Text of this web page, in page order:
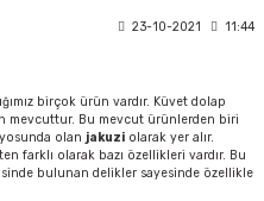
23-10-2021 11:44
birçok ürün vardır. Küvet dolap
mevcuttur. Bu mevcut ürünlerden biri
olan jakuzi olarak yer alır.
farklı olarak bazı özellikleri vardır. Bu
bulunan delikler sayesinde özellikle